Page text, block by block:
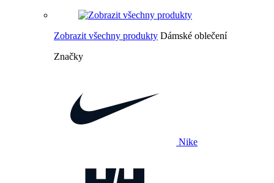
Zobrazit všechny produkty Dámské oblečení
Značky
Nike